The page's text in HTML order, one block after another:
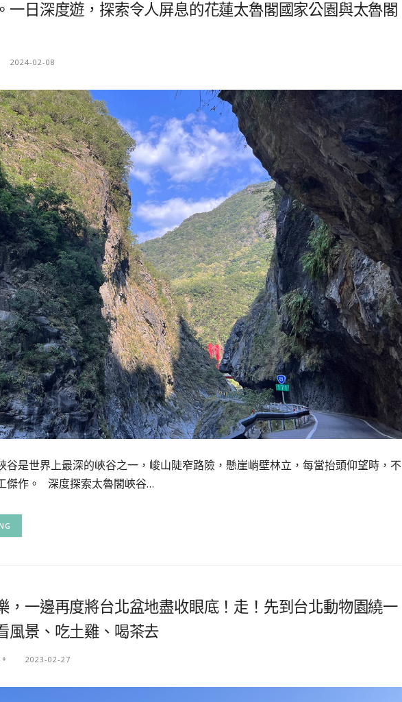
一日深度遊，探索令人屏息的花蓮太魯閣國家公園與太魯閣
2024-02-08
谷是世界上最深的峽谷之一，峻山陡窄路險，懸崖峭壁林立，每當抬頭仰望時，不
傑作。 深度探索太魯閣峽谷…
，一邊再度將台北盆地盡收眼底！走！先到台北動物園繞一
風景、吃土雞、喝茶去
2023-02-27